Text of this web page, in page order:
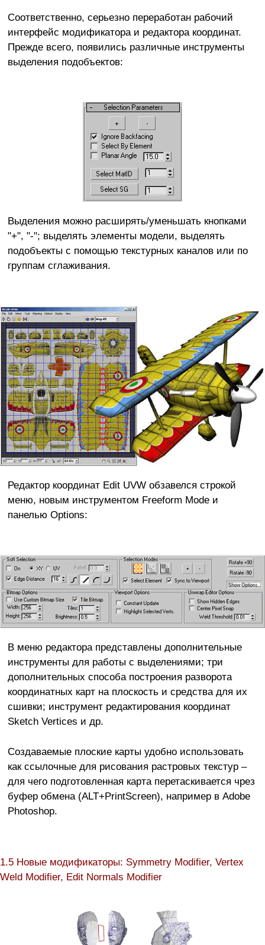
Соответственно, серьезно переработан рабочий
интерфейс модификатора и редактора координат.
Прежде всего, появились различные инструменты
выделения подобъектов:
Выделения можно расширять/уменьшать кнопками
"+", "-"; выделять элементы модели, выделять
подобъекты с помощью текстурных каналов или по
группам сглаживания.
Редактор координат Edit UVW обзавелся строкой
меню, новым инструментом Freeform Mode и
панелью Options:
В меню редактора представлены дополнительные
инструменты для работы с выделениями; три
дополнительных способа построения разворота
координатных карт на плоскость и средства для их
сшивки; инструмент редактирования координат
Sketch Vertices и др.
Создаваемые плоские карты удобно использовать
как ссылочные для рисования растровых текстур –
для чего подготовленная карта перетаскивается чрез
буфер обмена (ALT+PrintScreen), например в Adobe
Photoshop.
1.5 Новые модификаторы: Symmetry Modifier, Vertex
Weld Modifier, Edit Normals Modifier